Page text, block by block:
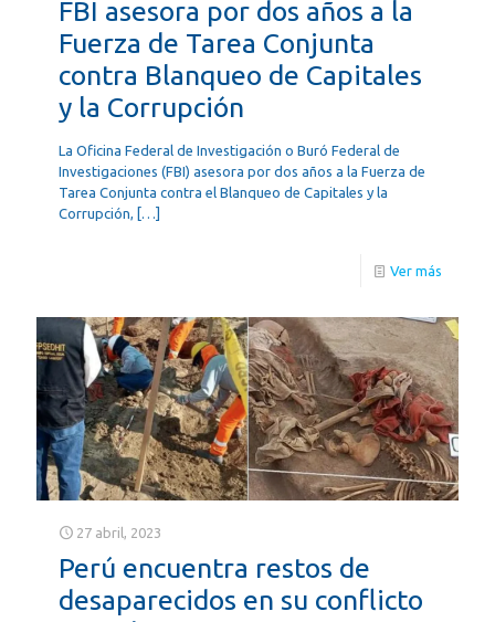
FBI asesora por dos años a la
Fuerza de Tarea Conjunta
contra Blanqueo de Capitales
y la Corrupción
La Oficina Federal de Investigación o Buró Federal de
Investigaciones (FBI) asesora por dos años a la Fuerza de
Tarea Conjunta contra el Blanqueo de Capitales y la
Corrupción, […]
Ver más
27 abril, 2023
Perú encuentra restos de
desaparecidos en su conflicto